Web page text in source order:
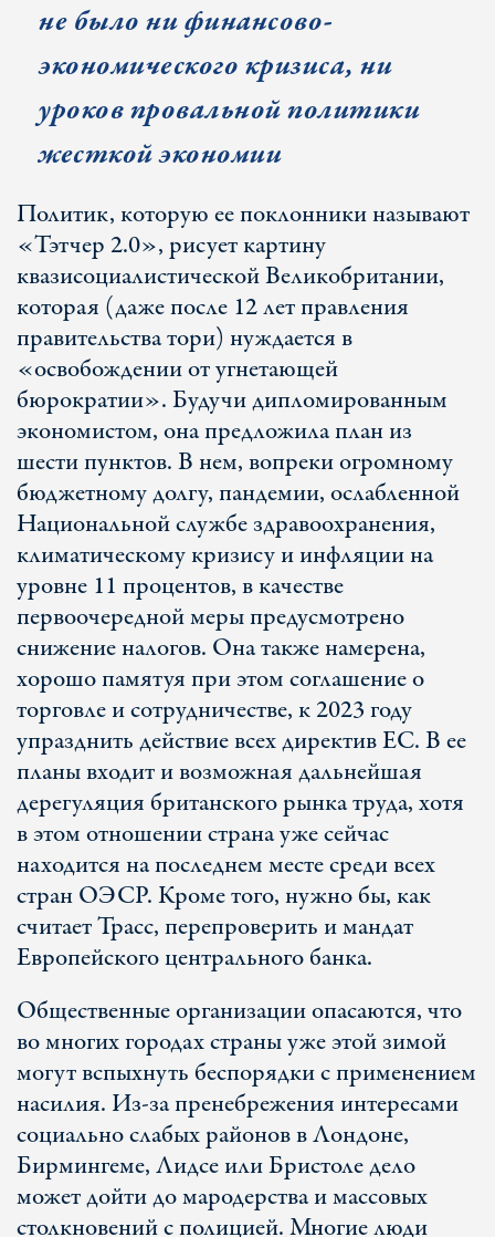
не было ни финансово-
экономического кризиса, ни
уроков провальной политики
жесткой экономии
Политик, которую ее поклонники называют
«Тэтчер 2.0», рисует картину
квазисоциалистической Великобритании,
которая (даже после 12 лет правления
правительства тори) нуждается в
«освобождении от угнетающей
бюрократии». Будучи дипломированным
экономистом, она предложила план из
шести пунктов. В нем, вопреки огромному
бюджетному долгу, пандемии, ослабленной
Национальной службе здравоохранения,
климатическому кризису и инфляции на
уровне 11 процентов, в качестве
первоочередной меры предусмотрено
снижение налогов. Она также намерена,
хорошо памятуя при этом соглашение о
торговле и сотрудничестве, к 2023 году
упразднить действие всех директив ЕС. В ее
планы входит и возможная дальнейшая
дерегуляция британского рынка труда, хотя
в этом отношении страна уже сейчас
находится на последнем месте среди всех
стран ОЭСР. Кроме того, нужно бы, как
считает Трасс, перепроверить и мандат
Европейского центрального банка.
Общественные организации опасаются, что
во многих городах страны уже этой зимой
могут вспыхнуть беспорядки с применением
насилия. Из-за пренебрежения интересами
социально слабых районов в Лондоне,
Бирмингеме, Лидсе или Бристоле дело
может дойти до мародерства и массовых
столкновений с полицией. Многие люди